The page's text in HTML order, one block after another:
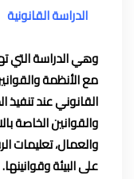
الدراسة القانونية
وهي الدراسة
مع الأنظمة
القانوني عند
والقوانين الخاصة
والعمال، تعليمات
على البيئة وقوانينها.